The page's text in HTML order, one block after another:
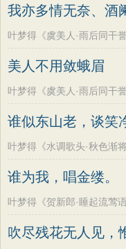
我亦多情无奈、酒
叶梦得《虞美人·雨后同干
美人不用敛蛾眉
叶梦得《虞美人·雨后同干
谁似东山老，谈笑
叶梦得《水调歌头·秋色渐将
谁为我，唱金缕。
叶梦得《贺新郎·睡起流莺语
吹尽残花无人见，